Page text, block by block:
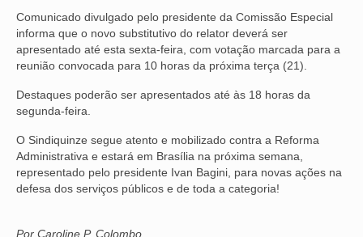
LGBTQIA+
MULHERES
OFICIAIS DE JUSTIÇA
SOLIDARIEDADE
TÉCNICOS JUDICIÁRIOS
Comunicado divulgado pelo presidente da Comissão Especial
informa que o novo substitutivo do relator deverá ser
apresentado até esta sexta-feira, com votação marcada para a
reunião convocada para 10 horas da próxima terça (21).
Destaques poderão ser apresentados até às 18 horas da
segunda-feira.
O Sindiquinze segue atento e mobilizado contra a Reforma
Administrativa e estará em Brasília na próxima semana,
representado pelo presidente Ivan Bagini, para novas ações na
defesa dos serviços públicos e de toda a categoria!
Por Caroline P. Colombo